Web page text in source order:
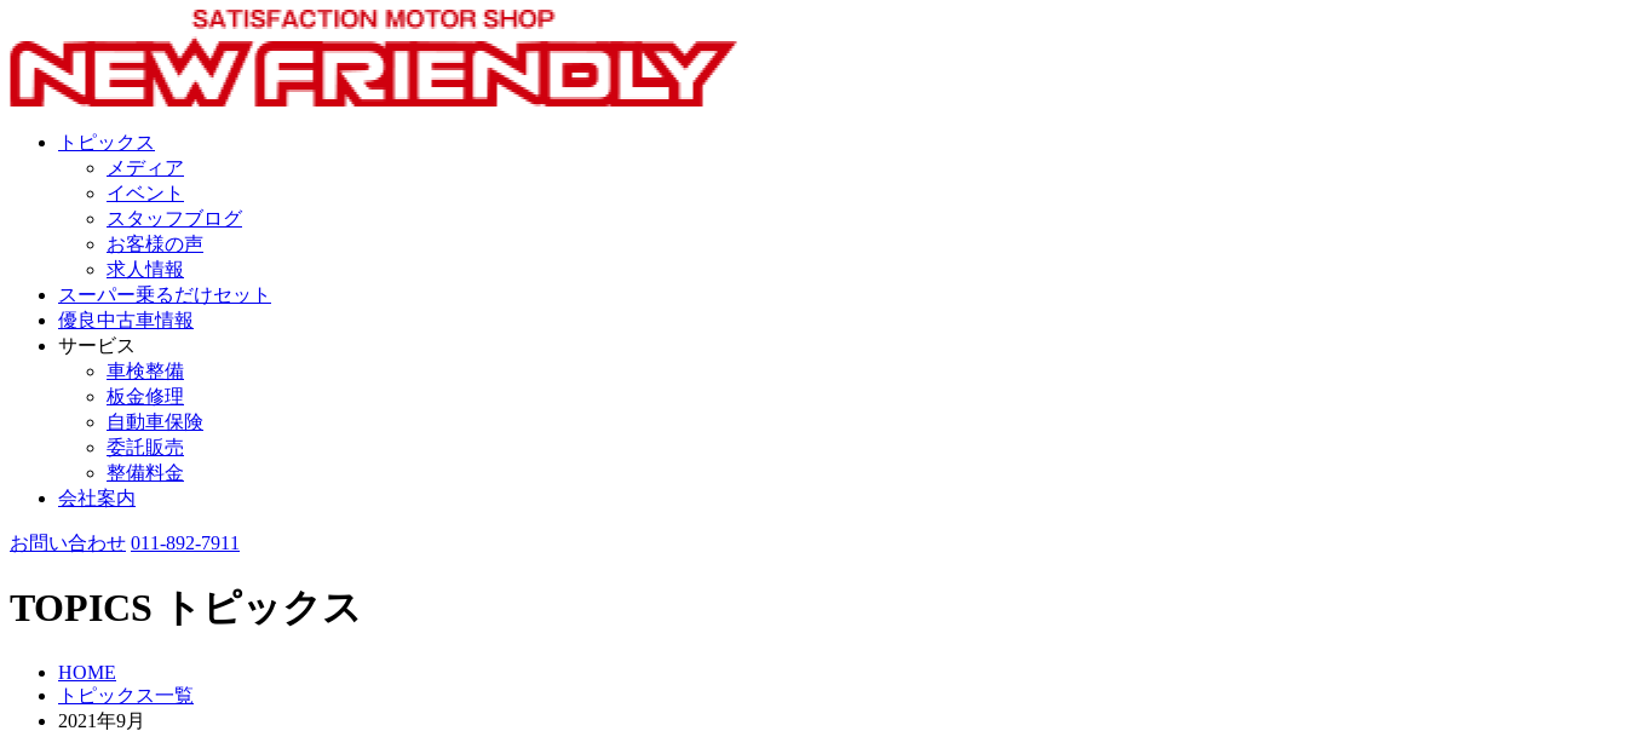
トピックス
メディア
イベント
スタッフブログ
お客様の声
求人情報
スーパー乗るだけセット
優良中古車情報
サービス
車検整備
板金修理
自動車保険
委託販売
整備料金
会社案内
お問い合わせ 011-892-7911
TOPICS トピックス
HOME
トピックス一覧
2021年9月